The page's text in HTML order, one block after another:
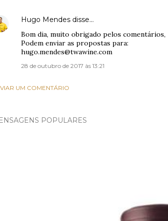
Hugo Mendes disse…
Bom dia, muito obrigado pelos comentários,
Podem enviar as propostas para:
hugo.mendes@twawine.com
28 de outubro de 2017 às 13:21
UM COMENTÁRIO
POPULARES